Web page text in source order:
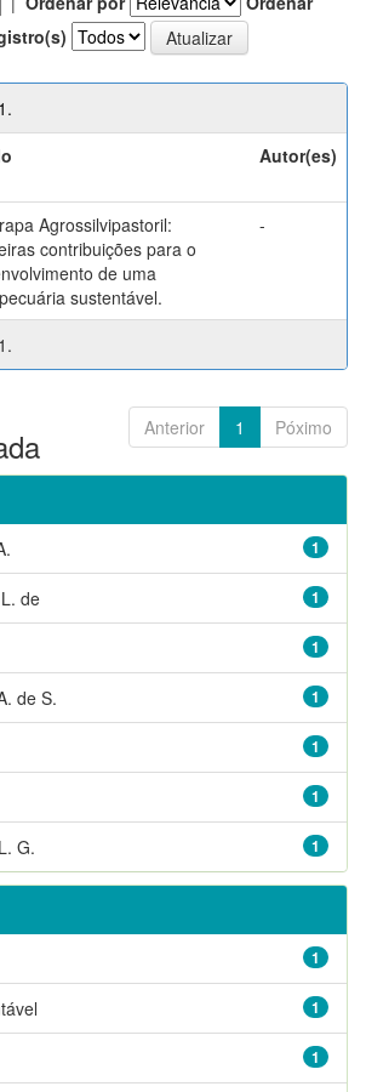
Autor(es)
Agrossilvipastoril:
contribuições para o
de uma
sustentável.
-
Anterior 1 Póximo
1
1
de
1
1
de S.
1
1
1
G.
1
1
1